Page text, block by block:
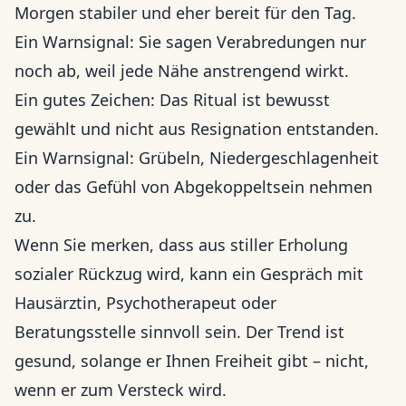
Morgen stabiler und eher bereit für den Tag.
Ein Warnsignal: Sie sagen Verabredungen nur
noch ab, weil jede Nähe anstrengend wirkt.
Ein gutes Zeichen: Das Ritual ist bewusst
gewählt und nicht aus Resignation entstanden.
Ein Warnsignal: Grübeln, Niedergeschlagenheit
oder das Gefühl von Abgekoppeltsein nehmen
zu.
Wenn Sie merken, dass aus stiller Erholung
sozialer Rückzug wird, kann ein Gespräch mit
Hausärztin, Psychotherapeut oder
Beratungsstelle sinnvoll sein. Der Trend ist
gesund, solange er Ihnen Freiheit gibt – nicht,
wenn er zum Versteck wird.